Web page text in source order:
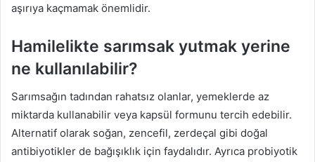
aşırıya kaçmamak önemlidir.
Hamilelikte sarımsak yutmak yerine
ne kullanılabilir?
Sarımsağın tadından rahatsız olanlar, yemeklerde az
miktarda kullanabilir veya kapsül formunu tercih edebilir.
Alternatif olarak soğan, zencefil, zerdeçal gibi doğal
antibiyotikler de bağışıklık için faydalıdır. Ayrıca probiyotik